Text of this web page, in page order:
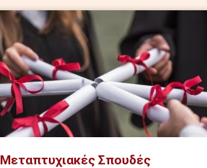
Μεταπτυχιακές Σπουδές